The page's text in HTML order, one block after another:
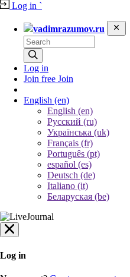
Log in `
vadimrazumov.ru
Log in
Join free Join
English (en)
English (en)
Русский (ru)
Українська (uk)
Français (fr)
Português (pt)
español (es)
Deutsch (de)
Italiano (it)
Беларуская (be)
Log in